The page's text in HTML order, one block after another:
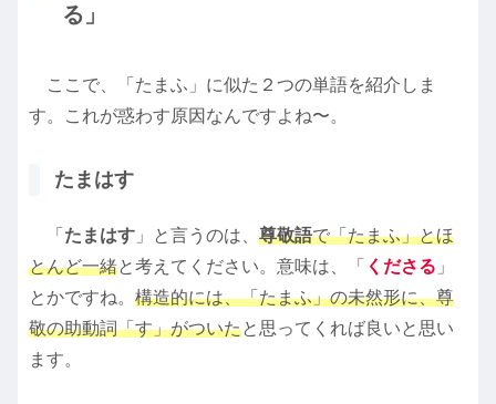
る」
ここで、「たまふ」に似た２つの単語を紹介しま
す。これが惑わす原因なんですよね〜。
たまはす
「 たまはす 」と言うのは、 尊敬語で「たまふ」とほ
とんど一緒と考えてください。意味は、「 くださる 」
とかですね。 構造的には、「たまふ」の未然形に、尊
敬の助動詞「す」がついたと思ってくれば良いと思い
ます。